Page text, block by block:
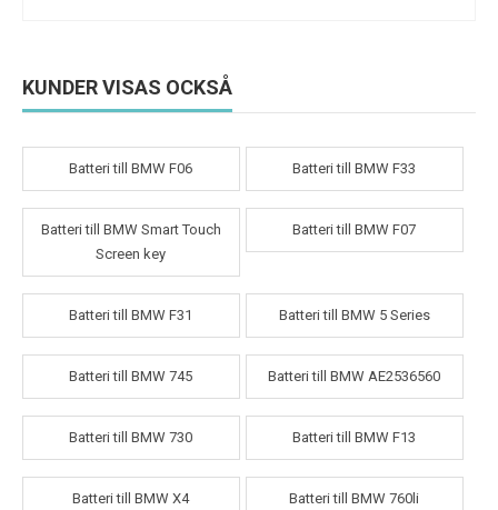
KUNDER VISAS OCKSÅ
Batteri till BMW F06 Batteri till BMW F33
Batteri till BMW Smart Touch
Screen key
Batteri till BMW F07
Batteri till BMW F31 Batteri till BMW 5 Series
Batteri till BMW 745 Batteri till BMW AE2536560
Batteri till BMW 730 Batteri till BMW F13
Batteri till BMW X4 Batteri till BMW 760li